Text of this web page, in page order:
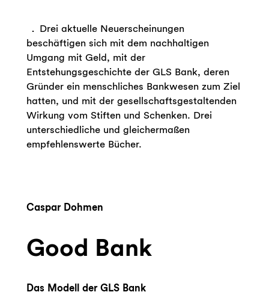
Drei aktuelle Neuerscheinungen
beschäftigen sich mit dem nachhaltigen
Umgang mit Geld, mit der
Entstehungsgeschichte der GLS Bank, deren
Gründer ein menschliches Bankwesen zum Ziel
hatten, und mit der gesellschaftsgestaltenden
Wirkung vom Stiften und Schenken. Drei
unterschiedliche und gleichermaßen
empfehlenswerte Bücher.
Caspar Dohmen
Good Bank
Das Modell der GLS Bank